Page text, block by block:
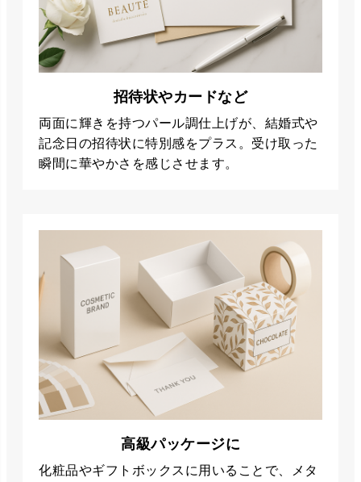
招待状やカードなど
両面に輝きを持つパール調仕上げが、結婚式や
記念日の招待状に特別感をプラス。受け取った
瞬間に華やかさを感じさせます。
高級パッケージに
化粧品やギフトボックスに用いることで、メタ